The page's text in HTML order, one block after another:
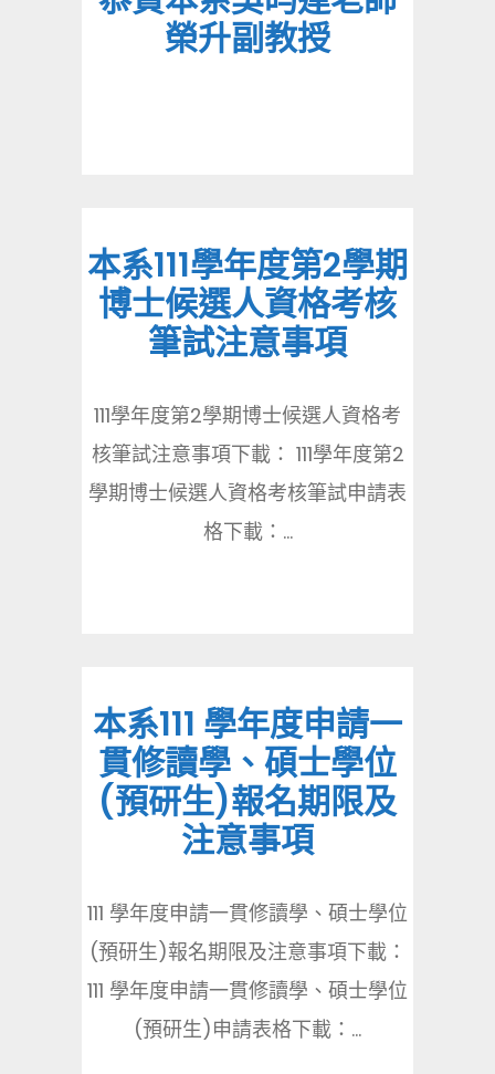
榮升副教授
本系111學年度第2學期
博士候選人資格考核
筆試注意事項
111學年度第2學期博士候選人資格考
核筆試注意事項下載： 111學年度第2
學期博士候選人資格考核筆試申請表
格下載：...
本系111 學年度申請一
貫修讀學、碩士學位
(預研生)報名期限及
注意事項
111 學年度申請一貫修讀學、碩士學位
(預研生)報名期限及注意事項下載：
111 學年度申請一貫修讀學、碩士學位
(預研生)申請表格下載：...